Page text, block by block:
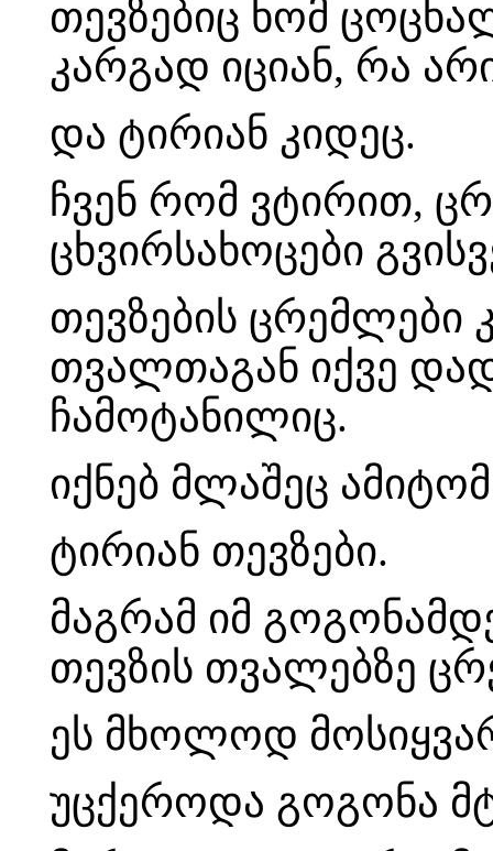
თევზებიც ხომ
კარგად იციან, რა
და ტირიან კიდეც.
ჩვენ რომ ვტირით,
ცხვირსახოცები
თევზების ცრემლები
თვალთაგან იქვე
ჩამოტანილიც.
იქნებ მლაშეც
ტირიან თევზები.
მაგრამ იმ
თევზის თვალებზე
ეს მხოლოდ
უცქეროდა გოგონა